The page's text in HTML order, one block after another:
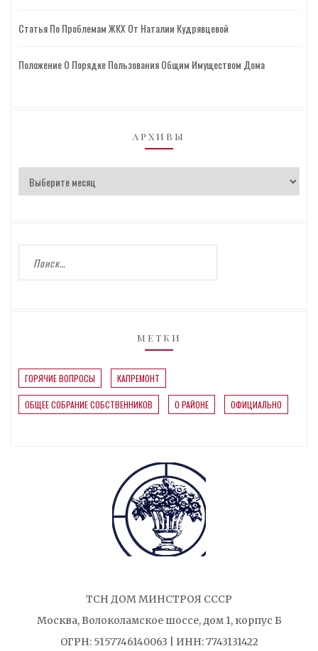
Статья По Проблемам ЖКХ От Наталии Кудрявцевой
Положение О Порядке Пользования Общим Имуществом Дома
АРХИВЫ
МЕТКИ
ГОРЯЧИЕ ВОПРОСЫ КАПРЕМОНТ
ОБЩЕЕ СОБРАНИЕ СОБСТВЕННИКОВ О РАЙОНЕ ОФИЦИАЛЬНО
ТСН ДОМ МИНСТРОЯ СССР
Москва, Волоколамское шоссе, дом 1, корпус Б
ОГРН: 5157746140063 | ИНН: 7743131422